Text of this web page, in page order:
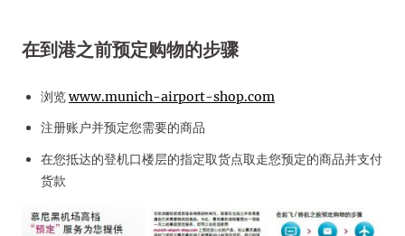
在到港之前预定购物的步骤
浏览www.munich-airport-shop.com
注册账户并预定您需要的商品
在您抵达的登机口楼层的指定取货点取走您预定的商品并支付
货款